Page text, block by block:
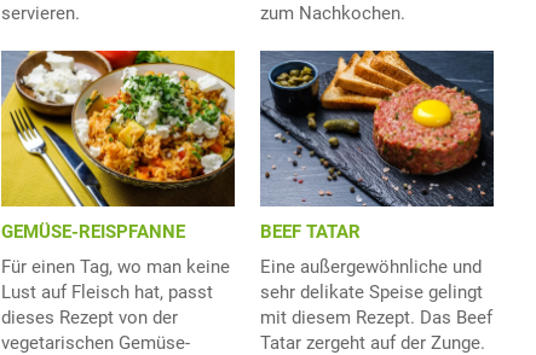
servieren.
zum Nachkochen.
GEMÜSE-REISPFANNE
Für einen Tag, wo man keine
Lust auf Fleisch hat, passt
dieses Rezept von der
vegetarischen Gemüse-
BEEF TATAR
Eine außergewöhnliche und
sehr delikate Speise gelingt
mit diesem Rezept. Das Beef
Tatar zergeht auf der Zunge.